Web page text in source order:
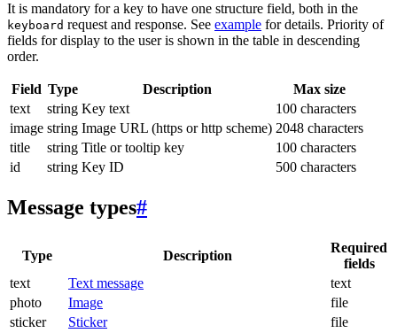
It is mandatory for a key to have one structure field, both in the
keyboard request and response. See example for details. Priority of
fields for display to the user is shown in the table in descending
order.
Field Type Description
Max size
text
string Key text
100 characters
image string Image URL (https or http scheme) 2048 characters
title
string Title or tooltip key
100 characters
id
string Key ID 500 characters
Message types#
Type Description
Required
fields
text
Text message
text
photo
Image
file
sticker
Sticker
file